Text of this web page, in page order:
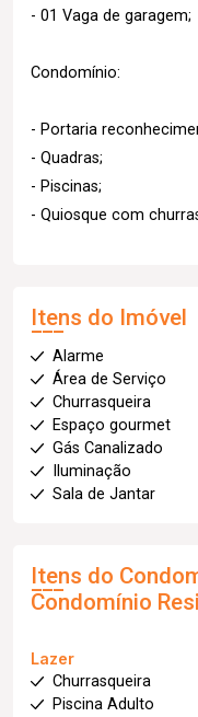
- 01 Vaga de garagem;
Condomínio:
- Portaria
- Quadras;
- Piscinas;
- Quiosque com
Itens do Imóvel
Alarme
Área de Serviço
Churrasqueira
Espaço gourmet
Gás Canalizado
Iluminação
Sala de Jantar
Itens do
Condomínio
Lazer
Churrasqueira
Piscina Adulto